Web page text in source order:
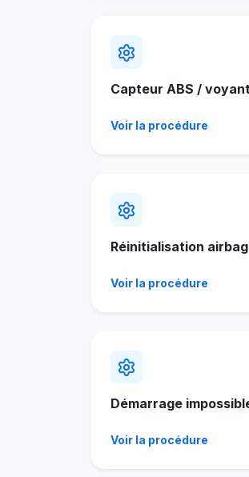
Capteur ABS /
Voir la procédure
Réinitialisation airbag
Voir la procédure
Démarrage
Voir la procédure